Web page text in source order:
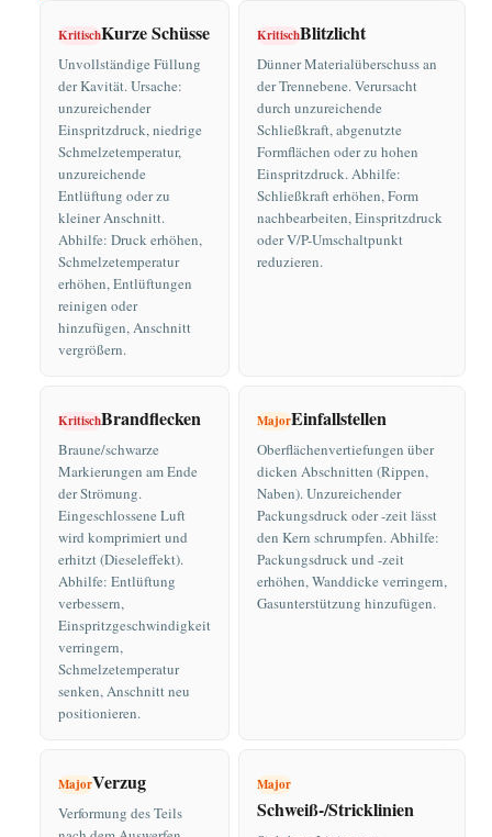
KritischKurze Schüsse
Unvollständige Füllung
der Kavität. Ursache:
unzureichender
Einspritzdruck, niedrige
Schmelzetemperatur,
unzureichende
Entlüftung oder zu
kleiner Anschnitt.
Abhilfe: Druck erhöhen,
Schmelzetemperatur
erhöhen, Entlüftungen
reinigen oder
hinzufügen, Anschnitt
vergrößern.
KritischBlitzlicht
Dünner Materialüberschuss an
der Trennebene. Verursacht
durch unzureichende
Schließkraft, abgenutzte
Formflächen oder zu hohen
Einspritzdruck. Abhilfe:
Schließkraft erhöhen, Form
nachbearbeiten, Einspritzdruck
oder V/P-Umschaltpunkt
reduzieren.
KritischBrandflecken
Braune/schwarze
Markierungen am Ende
der Strömung.
Eingeschlossene Luft
wird komprimiert und
erhitzt (Dieseleffekt).
Abhilfe: Entlüftung
verbessern,
Einspritzgeschwindigkeit
verringern,
Schmelzetemperatur
senken, Anschnitt neu
positionieren.
MajorEinfallstellen
Oberflächenvertiefungen über
dicken Abschnitten (Rippen,
Naben). Unzureichender
Packungsdruck oder -zeit lässt
den Kern schrumpfen. Abhilfe:
Packungsdruck und -zeit
erhöhen, Wanddicke verringern,
Gasunterstützung hinzufügen.
MajorVerzug
Verformung des Teils
Major
Schweiß-/Stricklinien